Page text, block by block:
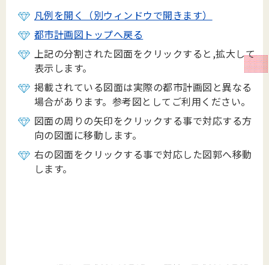
凡例を開く（別ウィンドウで開きます）
都市計画図トップへ戻る
上記の分割された図面をクリックすると,拡大して
表示します。
掲載されている図面は実際の都市計画図と異なる
場合があります。参考図としてご利用ください。
図面の周りの矢印をクリックする事で対応する方
向の図面に移動します。
右の図面をクリックする事で対応した図郭へ移動
します。